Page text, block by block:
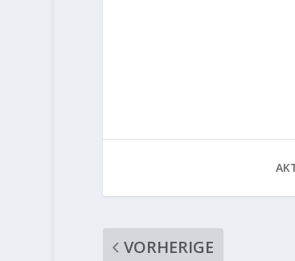
VORHERIGE